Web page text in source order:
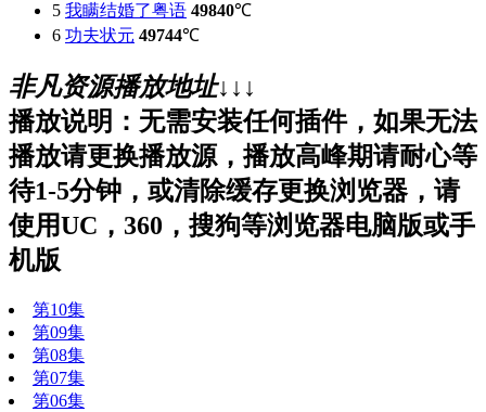
5 我瞒结婚了粤语 49840℃
6 功夫状元 49744℃
非凡资源播放地址↓↓↓
播放说明：无需安装任何插件，如果无法
播放请更换播放源，播放高峰期请耐心等
待1-5分钟，或清除缓存更换浏览器，请
使用UC，360，搜狗等浏览器电脑版或手
机版
第10集
第09集
第08集
第07集
第06集